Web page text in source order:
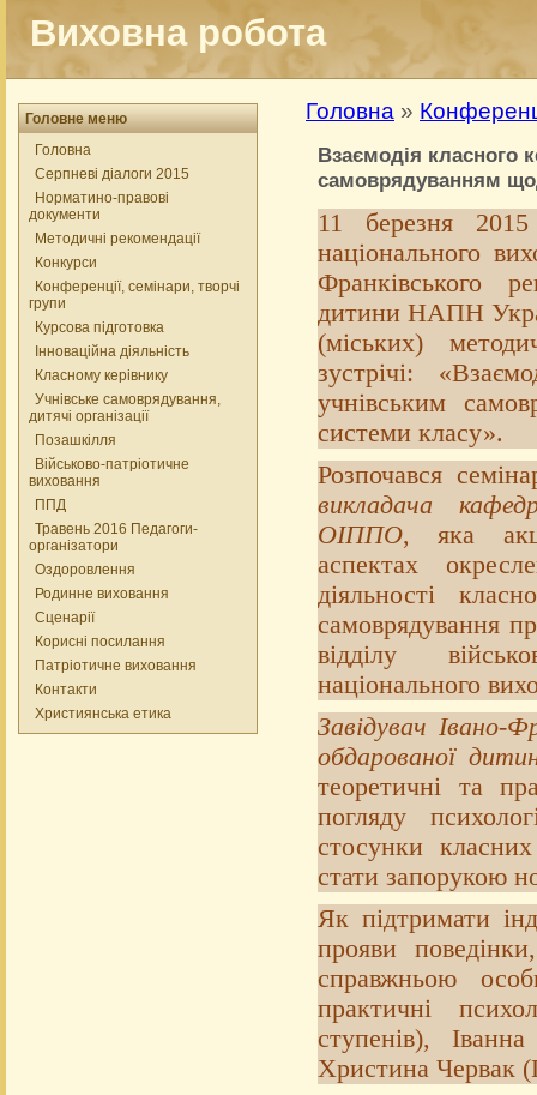
Виховна робота
Головне меню
Головна
Серпневі діалоги 2015
Норматино-правові
документи
Методичні рекомендації
Конкурси
Конференції, семінари, творчі
групи
Курсова підготовка
Інноваційна діяльність
Класному керівнику
Учнівське самоврядування,
дитячі організації
Позашкілля
Військово-патріотичне
виховання
ППД
Травень 2016 Педагоги-
організатори
Оздоровлення
Родинне виховання
Сценарії
Корисні посилання
Патріотичне виховання
Контакти
Християнська етика
Головна »
Взаємодія класного
самоврядуванням
11 березня 2015
національного
Франківського
дитини НАПН
(міських)
зустрічі:
учнівським
системи класу».
Розпочався
викладача
ОІППО, яка
аспектах
діяльності
самоврядування
відділу
національного
Завідувач Івано-
обдарованої
теоретичні та
погляду
стосунки
стати запорукою
Як підтримати
прояви
справжньою
практичні
ступенів),
Христина Червак